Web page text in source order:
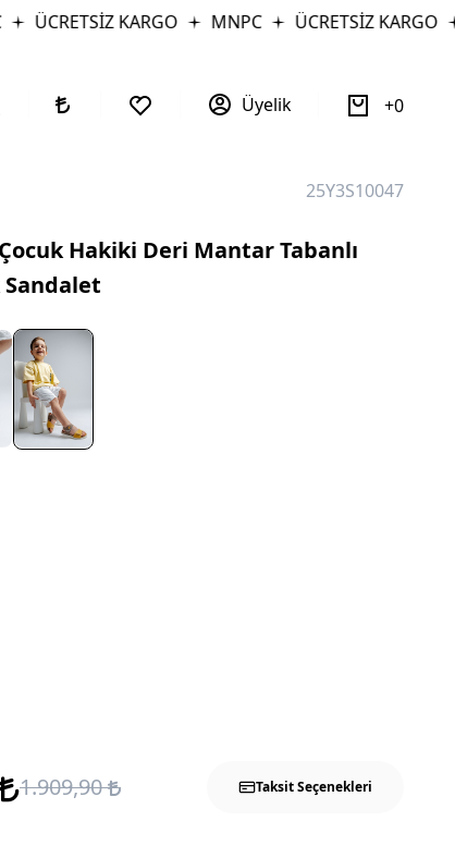
ÜCRETSİZ KARGO MNPC ÜCRETSİZ KARGO
Üyelik 0
25Y3S10047
Hakiki Deri Mantar Tabanlı
Sandalet
1.909,90 Taksit Seçenekleri